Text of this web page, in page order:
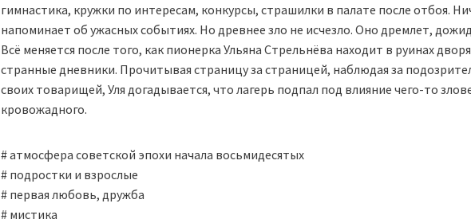
гимнастика, кружки по интересам, конкурсы, страшилки в палате после отбоя.
напоминает об ужасных событиях. Но древнее зло не исчезло. Оно дремлет,
Всё меняется после того, как пионерка Ульяна Стрельнёва находит в руинах
странные дневники. Прочитывая страницу за страницей, наблюдая за
своих товарищей, Уля догадывается, что лагерь подпал под влияние чего-то
кровожадного.
# атмосфера советской эпохи начала восьмидесятых
# подростки и взрослые
# первая любовь, дружба
# мистика